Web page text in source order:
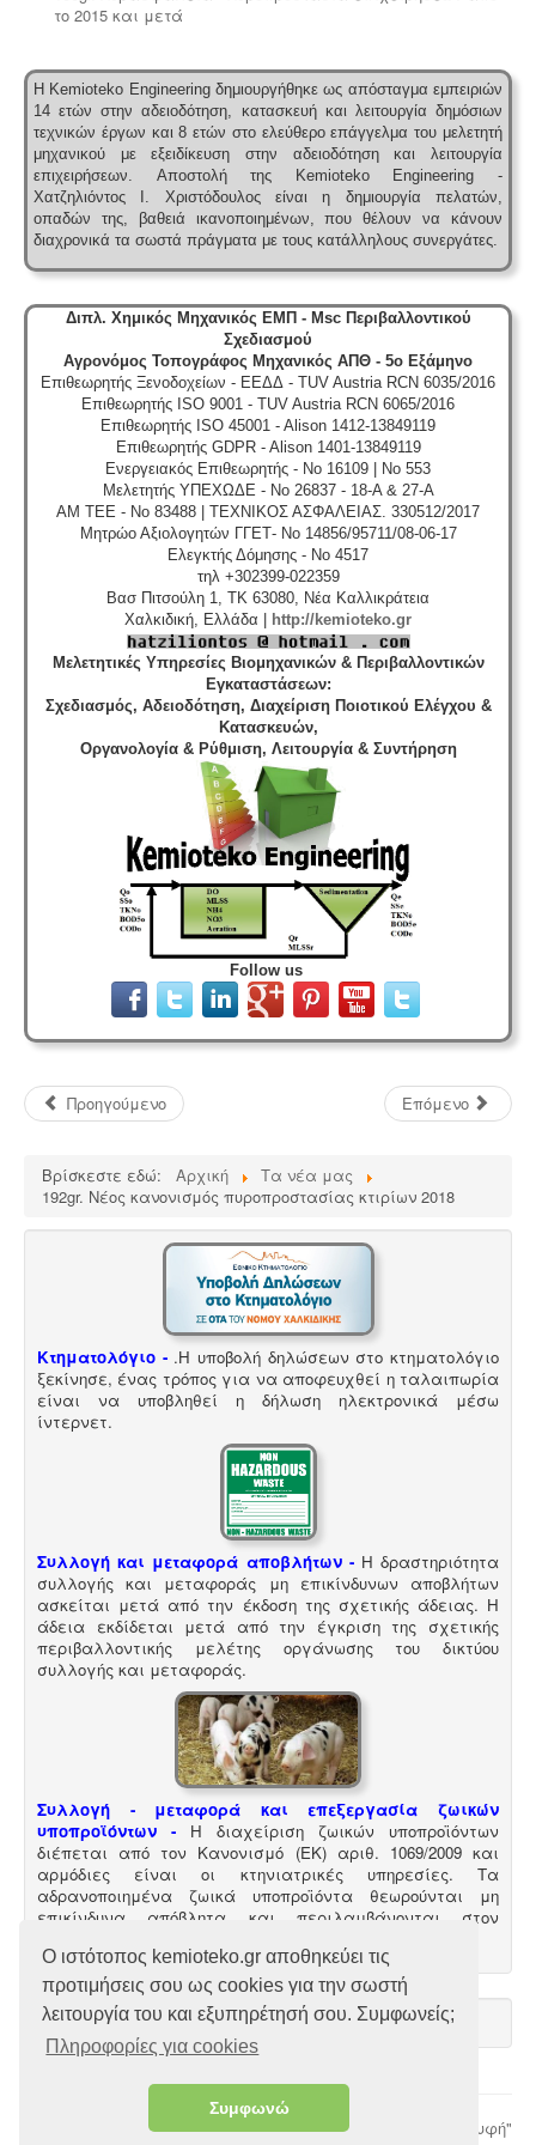
Ο ιστότοπος kemioteko.gr αποθηκεύει τις
προτιμήσεις σου ως cookies για την σωστή
λειτουργία του και εξυπηρέτησή σου. Συμφωνείς;
Πληροφορίες για cookies
Συμφωνώ
Υγρά απόβλητα παραγωγής καλλυντικών -
Υπολογισμός χημικά απαιτούμενου οξυγόνου - .Τα
υγρά απόβλητα από την παραγωγή καλλυντικών
ελέγχονται ως προς τις απαιτήσεις επεξεργασίας
μέσα από ειδική μελέτη επεξεργασίας και διάθεσης
πριν την σύνδεση με το κεντρικό δίκτυο αποχέτευσης.
το 2015 και μετά
Η Kemioteko Engineering δημιουργήθηκε ως απόσταγμα εμπειριών
14 ετών στην αδειοδότηση, κατασκευή και λειτουργία δημόσιων
τεχνικών έργων και 8 ετών στο ελεύθερο επάγγελμα του μελετητή
μηχανικού με εξειδίκευση στην αδειοδότηση και λειτουργία
επιχειρήσεων. Αποστολή της Kemioteko Engineering -
Χατζηλιόντος Ι. Χριστόδουλος είναι η δημιουργία πελατών,
οπαδών της, βαθειά ικανοποιημένων, που θέλουν να κάνουν
διαχρονικά τα σωστά πράγματα με τους κατάλληλους συνεργάτες.
Διπλ. Χημικός Μηχανικός ΕΜΠ - Msc Περιβαλλοντικού
Σχεδιασμού
Αγρονόμος Τοπογράφος Μηχανικός ΑΠΘ - 5ο Εξάμηνο
Επιθεωρητής Ξενοδοχείων - ΕΕΔΔ - TUV Austria RCN 6035/2016
Επιθεωρητής ISO 9001 - TUV Austria RCN 6065/2016
Επιθεωρητής ISO 45001 - Alison 1412-13849119
Επιθεωρητής GDPR - Alison 1401-13849119
Ενεργειακός Επιθεωρητής - No 16109 | No 553
Μελετητής ΥΠΕΧΩΔΕ - No 26837 - 18-A & 27-A
ΑΜ ΤΕΕ - No 83488 | ΤΕΧΝΙΚΟΣ ΑΣΦΑΛΕΙΑΣ. 330512/2017
Μητρώο Αξιολογητών ΓΓΕΤ- No 14856/95711/08-06-17
Ελεγκτής Δόμησης - No 4517
τηλ +302399-022359
Βασ Πιτσούλη 1, TK 63080, Νέα Καλλικράτεια
Χαλκιδική, Ελλάδα | http://kemioteko.gr
Μελετητικές Υπηρεσίες Βιομηχανικών & Περιβαλλοντικών
Εγκαταστάσεων:
Σχεδιασμός, Αδειοδότηση, Διαχείριση Ποιοτικού Ελέγχου &
Κατασκευών,
Οργανολογία & Ρύθμιση, Λειτουργία & Συντήρηση
Follow us
Προηγούμενο Επόμενο
Βρίσκεστε εδώ: Αρχική
Τα νέα μας
192gr. Νέος κανονισμός πυροπροστασίας κτιρίων 2018
Κτηματολόγιο - .Η υποβολή δηλώσεων στο κτηματολόγιο
ξεκίνησε, ένας τρόπος για να αποφευχθεί η ταλαιπωρία
είναι να υποβληθεί η δήλωση ηλεκτρονικά μέσω
ίντερνετ.
Συλλογή και μεταφορά αποβλήτων - Η δραστηριότητα
συλλογής και μεταφοράς μη επικίνδυνων αποβλήτων
ασκείται μετά από την έκδοση της σχετικής άδειας. Η
άδεια εκδίδεται μετά από την έγκριση της σχετικής
περιβαλλοντικής μελέτης οργάνωσης του δικτύου
συλλογής και μεταφοράς.
Συλλογή - μεταφορά και επεξεργασία ζωικών
υποπροϊόντων -
Η διαχείριση ζωικών υποπροϊόντων
διέπεται από τον Κανονισμό (ΕΚ) αριθ. 1069/2009 και
αρμόδιες είναι οι κτηνιατρικές υπηρεσίες. Τα
αδρανοποιημένα ζωικά υποπροϊόντα θεωρούνται μη
επικίνδυνα απόβλητα και περιλαμβάνονται στον
Μελέτη περιβαλλοντικών επιπτώσεων -
περισσότερα είδη επιχειρήσεων προκειμένου να
"Επιστροφή στη Κορυφή"
© 2026 Χριστόδουλος Ι. Χατζηλιόντος